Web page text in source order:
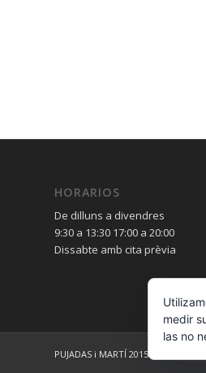
HORARIOS
De dilluns a divendres
9:30 a 13:30 17:00 a 20:00
Dissabte amb cita prèvia
PUJADAS i MARTÍ 2015 - calle
medir
las no